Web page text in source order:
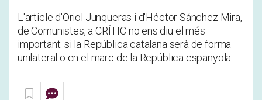
L'article d'Oriol Junqueras i d'Héctor Sánchez Mira,
de Comunistes, a CRÍTIC no ens diu el més
important: si la República catalana serà de forma
unilateral o en el marc de la República espanyola